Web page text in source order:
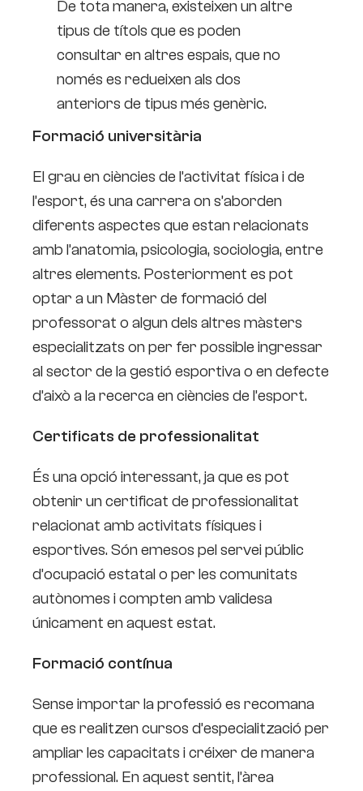
De tota manera, existeixen un altre
tipus de títols que es poden
consultar en altres espais, que no
només es redueixen als dos
anteriors de tipus més genèric.
Formació universitària
El grau en ciències de l’activitat física i de
l’esport, és una carrera on s’aborden
diferents aspectes que estan relacionats
amb l’anatomia, psicologia, sociologia, entre
altres elements. Posteriorment es pot
optar a un Màster de formació del
professorat o algun dels altres màsters
especialitzats on per fer possible ingressar
al sector de la gestió esportiva o en defecte
d’això a la recerca en ciències de l’esport.
Certificats de professionalitat
És una opció interessant, ja que es pot
obtenir un certificat de professionalitat
relacionat amb activitats físiques i
esportives. Són emesos pel servei públic
d’ocupació estatal o per les comunitats
autònomes i compten amb validesa
únicament en aquest estat.
Formació contínua
Sense importar la professió es recomana
que es realitzen cursos d’especialització per
ampliar les capacitats i créixer de manera
professional. En aquest sentit, l’àrea